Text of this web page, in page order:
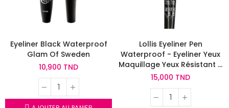
Eyeliner Black Waterproof
Glam Of Sweden
10,900 TND
Lollis Eyeliner Pen
Waterproof - Eyeliner Yeux
Maquillage Yeux Résistant À
L'Eau
15,000 TND